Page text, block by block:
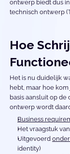
ontwerp biedt dus
technisch ontwerp
Hoe
Het is nu duidelijk
hebt, maar hoe
basis aansluit op
ontwerp wordt
Business
Het vraagstuk
Uitgevoerd
identity)